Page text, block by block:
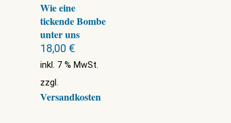
Wie eine
tickende Bombe
unter uns
18,00 €
inkl. 7 % MwSt.
zzgl.
Versandkosten